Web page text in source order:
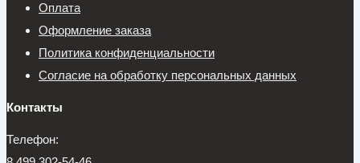
Оплата
Оформление заказа
Политика конфиденциальности
Согласие на обработку персональных данных
Контакты
Телефон: